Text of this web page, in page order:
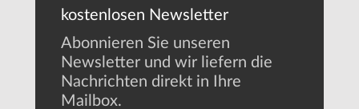
kostenlosen Newsletter
Abonnieren Sie unseren
Newsletter und wir liefern die
Nachrichten direkt in Ihre
Mailbox.